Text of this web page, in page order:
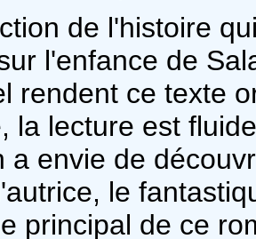
de l'histoire
l'enfance de
rendent ce texte
la lecture est
a envie de
le
principal de ce